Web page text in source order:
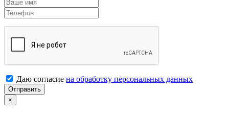
Даю согласие на обработку персональных данных
Отправить
×